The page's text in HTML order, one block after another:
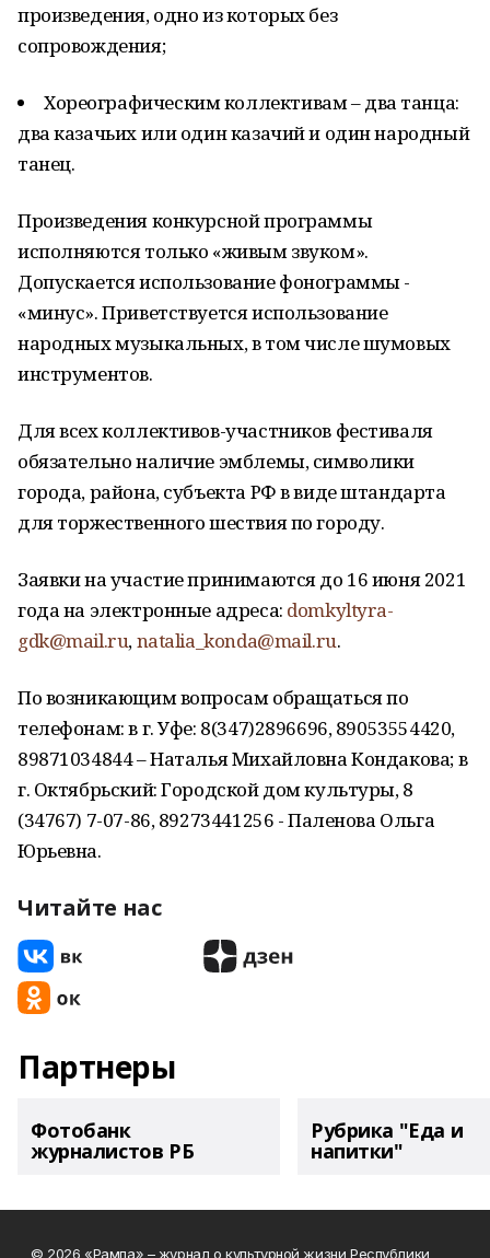
произведения, одно из которых без
сопровождения;
Хореографическим коллективам – два танца:
два казачьих или один казачий и один народный
танец.
Произведения конкурсной программы
исполняются только «живым звуком».
Допускается использование фонограммы -
«минус». Приветствуется использование
народных музыкальных, в том числе шумовых
инструментов.
Для всех коллективов-участников фестиваля
обязательно наличие эмблемы, символики
города, района, субъекта РФ в виде штандарта
для торжественного шествия по городу.
Заявки на участие принимаются до 16 июня 2021
года на электронные адреса: domkyltyra-
gdk@mail.ru,natalia_konda@mail.ru.
По возникающим вопросам обращаться по
телефонам: в г. Уфе: 8(347)2896696, 89053554420,
89871034844 – Наталья Михайловна Кондакова; в
г. Октябрьский: Городской дом культуры, 8
(34767) 7-07-86, 89273441256 - Паленова Ольга
Юрьевна.
Читайте нас
Партнеры
Фотобанк
журналистов РБ
Рубрика "Еда и
напитки"
© 2026 «Рампа» – журнал о культурной жизни Республики